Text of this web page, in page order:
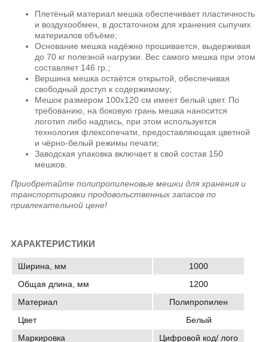
Плетёный материал мешка обеспечивает пластичность
и воздухообмен, в достаточном для хранения сыпучих
материалов объёме;
Основание мешка надёжно прошивается, выдерживая
до 70 кг полезной нагрузки. Вес самого мешка при этом
составляет 146 гр.;
Вершина мешка остаётся открытой, обеспечивая
свободный доступ к содержимому;
Мешок размером 100х120 см имеет белый цвет. По
требованию, на боковую грань мешка наносится
логотип либо надпись, при этом используется
технология флексопечати, предоставляющая цветной
и чёрно-белый режимы печати;
Заводская упаковка включает в свой состав 150
мешков.
Приобретайте полипропиленовые мешки для хранения и
транспортировки продовольственных запасовпо
привлекательной цене!
ХАРАКТЕРИСТИКИ
Ширина, мм
1000
Общая длина, мм
1200
Материал
Полипропилен
Цвет
Белый
Маркировка
Цифровой код/ лого